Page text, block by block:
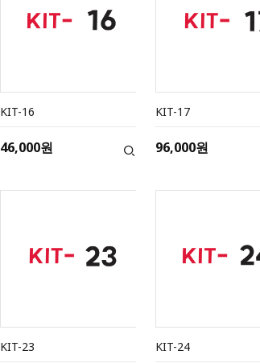
KIT-16
46,000원
KIT-17
96,000원
KIT-23 KIT-24